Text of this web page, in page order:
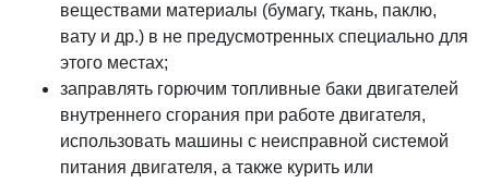
веществами материалы (бумагу, ткань, паклю,
вату и др.) в не предусмотренных специально для
этого местах;
заправлять горючим топливные баки двигателей
внутреннего сгорания при работе двигателя,
использовать машины с неисправной системой
питания двигателя, а также курить или